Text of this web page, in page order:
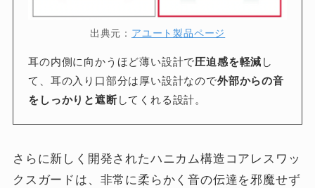
出典元： アユート製品ページ
耳の内側に向かうほど薄い設計で圧迫感を軽減 し
て、耳の入り口部分は厚い設計なので外部からの音
をしっかりと遮断してくれる設計。
さらに新しく開発されたハニカム構造コアレスワッ
クスガードは、非常に柔らかく音の伝達を邪魔せず